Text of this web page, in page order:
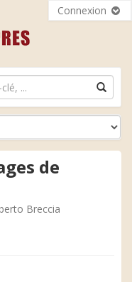
Connexion
de
Breccia